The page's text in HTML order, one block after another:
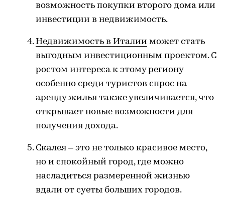
возможность покупки второго дома или
инвестиции в недвижимость.
Недвижимость в Италии может стать
выгодным инвестиционным проектом. С
ростом интереса к этому региону
особенно среди туристов спрос на
аренду жилья также увеличивается, что
открывает новые возможности для
получения дохода.
Скалея – это не только красивое место,
но и спокойный город, где можно
насладиться размеренной жизнью
вдали от суеты больших городов.